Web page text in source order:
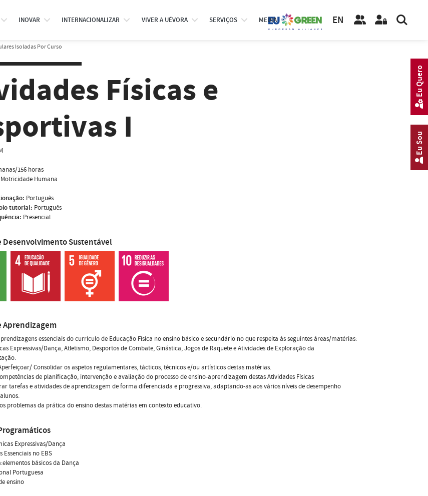
INOVAR INTERNACIONALIZAR VIVER A UÉVORA SERVIÇOS MEDIA EN
Isoladas Por Curso
Físicas e
I
156 horas
Motricidade Humana
Português
tutorial: Português
Presencial
Desenvolvimento Sustentável
Aprendizagem
essenciais do currículo de Educação Física no ensino básico e secundário no que respeita às seguintes áreas/matérias:
Expressivas/Dança, Atletismo, Desportos de Combate, Ginástica, Jogos de Raquete e Atividades de Exploração da
Consolidar os aspetos regulamentares, tácticos, técnicos e/ou artísticos destas matérias.
de planificação, intervenção e avaliação do processo de ensino-aprendizagem destas Atividades Físicas
tarefas e atividades de aprendizagem de forma diferenciada e progressiva, adaptando-as aos vários níveis de desempenho
problemas da prática do ensino destas matérias em contexto educativo.
Expressivas/Dança
Essenciais no EBS
básicos da Dança
Portuguesa
ensino
Eu Sou
Eu Quero